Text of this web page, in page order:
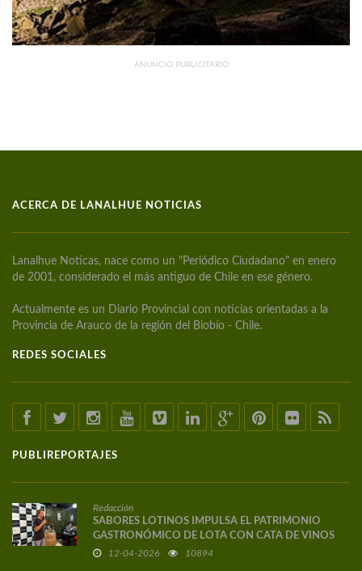
ANUNCIO PUBLICITARIO
ACERCA DE LANALHUE NOTICIAS
Lanalhue Noticas, nace como un "Periódico Ciudadano" en enero
de 2001, considerado el más antiguo de Chile en ese género.
Actualmente es un Diario Provincial con noticias orientadas a la
Provincia de Arauco de la región del Biobío - Chile.
REDES SOCIALES
PUBLIREPORTAJES
Redacción
SABORES LOTINOS IMPULSA EL PATRIMONIO
GASTRONÓMICO DE LOTA CON CATA DE VINOS
DE AUTOR
12-04-2026 10894